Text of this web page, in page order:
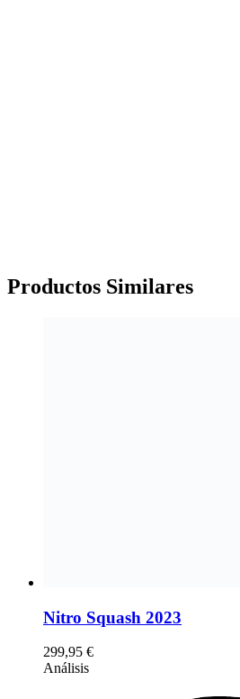
Productos Similares
Nitro Squash 2023
299,95 €
Análisis